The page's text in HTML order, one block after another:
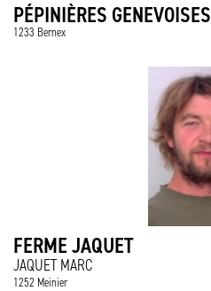
PÉPINIÈRES GENEVOISES
1233 Bernex
FERME JAQUET
JAQUET MARC
1252 Meinier